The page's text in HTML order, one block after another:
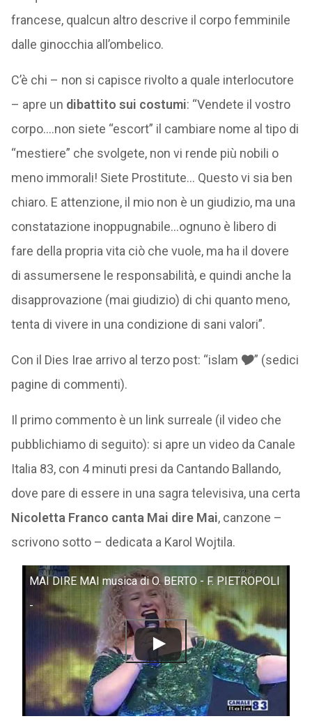
francese, qualcun altro descrive il corpo femminile
dalle ginocchia all’ombelico.
C’è chi – non si capisce rivolto a quale interlocutore
– apre un dibattito sui costumi: “Vendete il vostro
corpo….non siete “escort” il cambiare nome al tipo di
“mestiere” che svolgete, non vi rende più nobili o
meno immorali! Siete Prostitute… Questo vi sia ben
chiaro. E attenzione, il mio non è un giudizio, ma una
constatazione inoppugnabile…ognuno è libero di
fare della propria vita ciò che vuole, ma ha il dovere
di assumersene le responsabilità, e quindi anche la
disapprovazione (mai giudizio) di chi quanto meno,
tenta di vivere in una condizione di sani valori”.
Con il Dies Irae arrivo al terzo post: “islam 🎔” (sedici
pagine di commenti).
Il primo commento è un link surreale (il video che
pubblichiamo di seguito): si apre un video da Canale
Italia 83, con 4 minuti presi da Cantando Ballando,
dove pare di essere in una sagra televisiva, una certa
Nicoletta Franco canta Mai dire Mai, canzone –
scrivono sotto – dedicata a Karol Wojtila.
MAI DIRE MAI musica di O. BERTO - F. PIETROPOLI
-